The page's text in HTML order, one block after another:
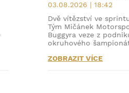
03.08.2026 | 18:42
Dvě vítězství ve
Tým Mičánek
Buggyra veze z
okruhového
ZOBRAZIT VÍCE